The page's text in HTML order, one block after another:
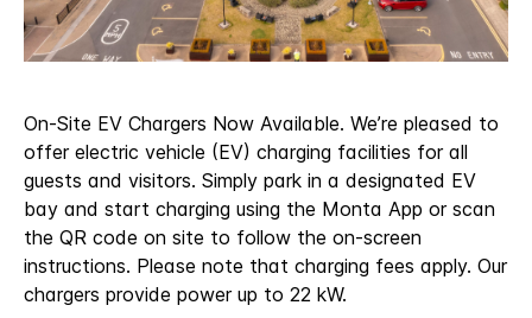
On-Site EV Chargers Now Available. We’re pleased to
offer electric vehicle (EV) charging facilities for all
guests and visitors. Simply park in a designated EV
bay and start charging using the Monta App or scan
the QR code on site to follow the on-screen
instructions. Please note that charging fees apply. Our
chargers provide power up to 22 kW.